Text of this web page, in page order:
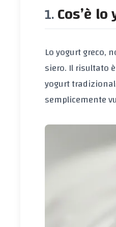
Cos’è
Lo yogurt greco,
siero. Il risultato
yogurt
semplicemente